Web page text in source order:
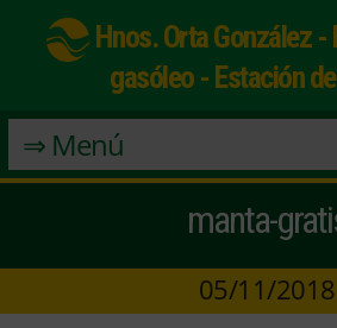
Hnos. Orta González
gasóleo - Estación
manta-
05/11/2018